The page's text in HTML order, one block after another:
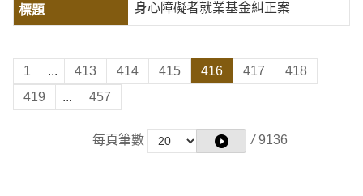
身心障礙者就業基金糾正案
1 ... 413 414 415 416 417
418
419
... 457
每頁筆數 / 9136